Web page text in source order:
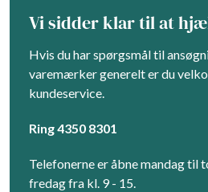
Vi sidder klar til at
Hvis du har spørgsmål til
varemærker generelt er du
kundeservice.
Ring 4350 8301
Telefonerne er åbne mandag til
fredag fra kl. 9 - 15.